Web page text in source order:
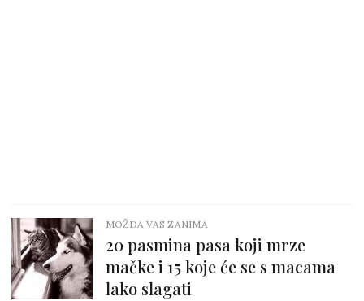
MOŽDA VAS ZANIMA
20 pasmina pasa koji mrze
mačke i 15 koje će se s macama
lako slagati